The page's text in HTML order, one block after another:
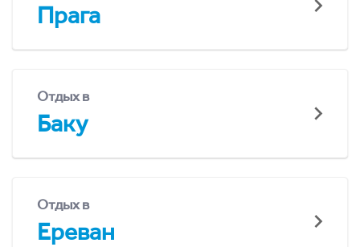
Прага
Отдых в
Баку
Отдых в
Ереван